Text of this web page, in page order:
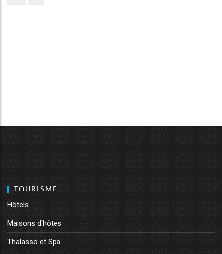
TOURISME
Hôtels
Maisons d'hôtes
Thalasso et Spa